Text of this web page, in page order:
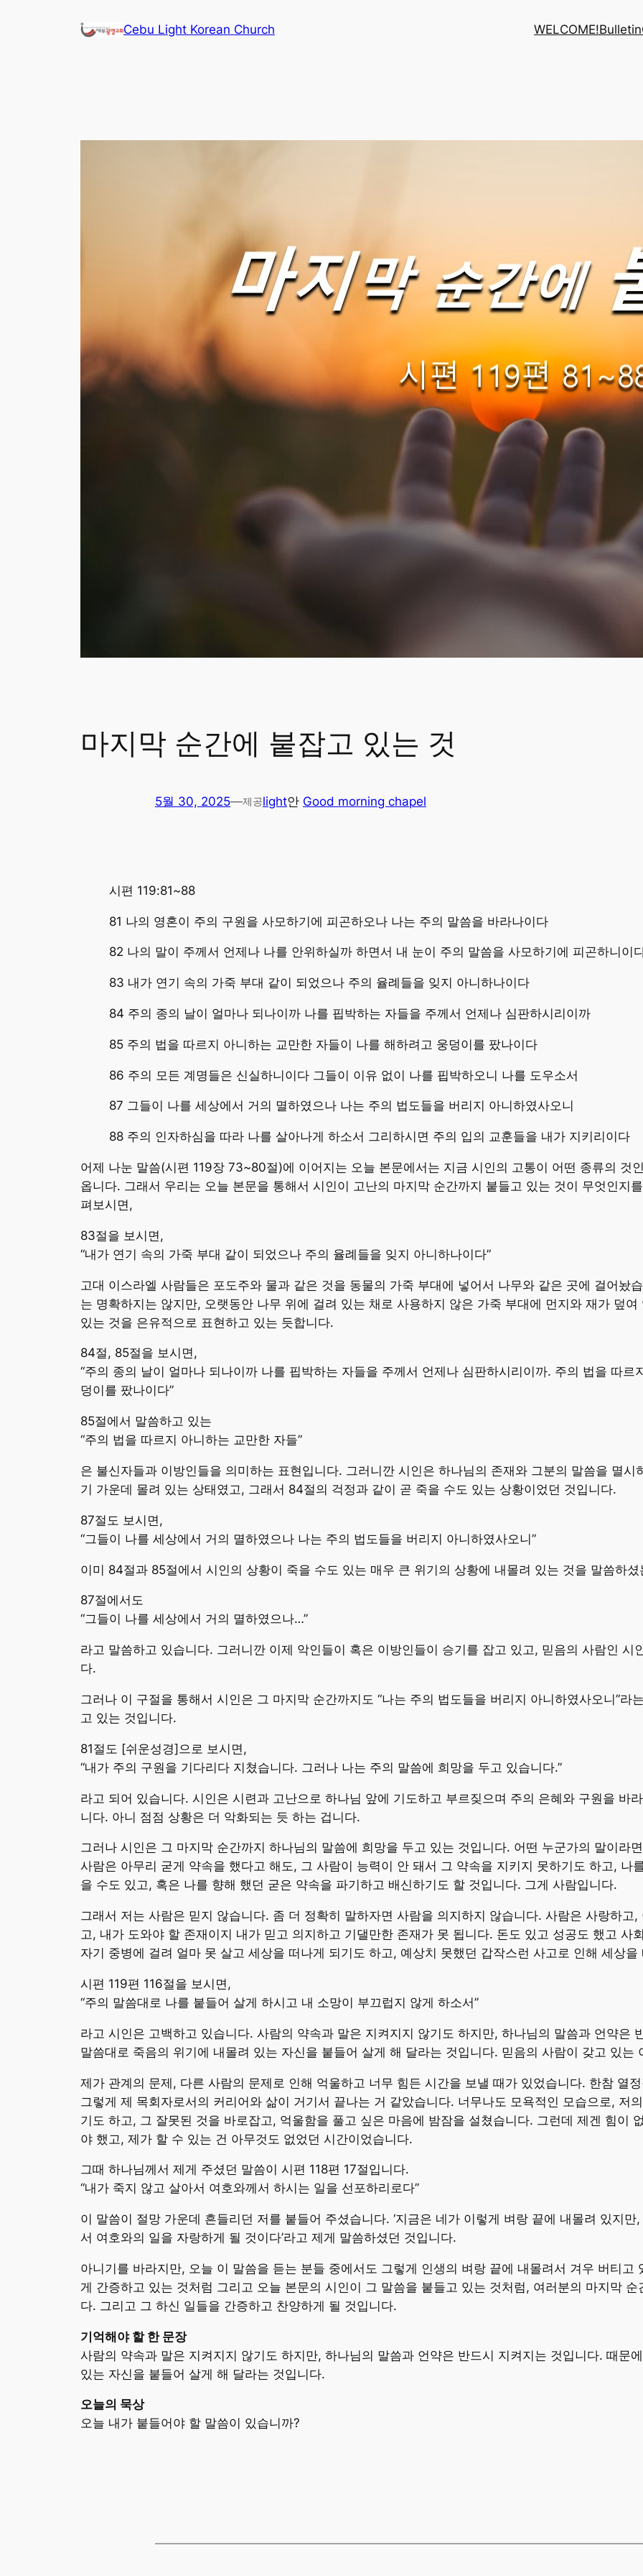
Cebu Light Korean Church WELCOME!Bulletin
마지막 순간에 붙잡고 있는 것
5월 30, 2025—제공light안 Good morning chapel
시편 119:81~88
81 나의 영혼이 주의 구원을 사모하기에 피곤하오나 나는 주의 말씀을 바라나이다
82 나의 말이 주께서 언제나 나를 안위하실까 하면서 내 눈이 주의 말씀을 사모하기에 피곤하니이
83 내가 연기 속의 가죽 부대 같이 되었으나 주의 율례들을 잊지 아니하나이다
84 주의 종의 날이 얼마나 되나이까 나를 핍박하는 자들을 주께서 언제나 심판하시리이까
85 주의 법을 따르지 아니하는 교만한 자들이 나를 해하려고 웅덩이를 팠나이다
86 주의 모든 계명들은 신실하니이다 그들이 이유 없이 나를 핍박하오니 나를 도우소서
87 그들이 나를 세상에서 거의 멸하였으나 나는 주의 법도들을 버리지 아니하였사오니
88 주의 인자하심을 따라 나를 살아나게 하소서 그리하시면 주의 입의 교훈들을 내가 지키리이다
어제 나눈 말씀(시편 119장 73~80절)에 이어지는 오늘 본문에서는 지금 시인의 고통이 어떤 종류의 것
옵니다. 그래서 우리는 오늘 본문을 통해서 시인이 고난의 마지막 순간까지 붙들고 있는 것이 무엇인지
펴보시면,
83절을 보시면,
“내가 연기 속의 가죽 부대 같이 되었으나 주의 율례들을 잊지 아니하나이다”
고대 이스라엘 사람들은 포도주와 물과 같은 것을 동물의 가죽 부대에 넣어서 나무와 같은 곳에 걸어놨
는 명확하지는 않지만, 오랫동안 나무 위에 걸려 있는 채로 사용하지 않은 가죽 부대에 먼지와 재가 덮
있는 것을 은유적으로 표현하고 있는 듯합니다.
84절, 85절을 보시면,
“주의 종의 날이 얼마나 되나이까 나를 핍박하는 자들을 주께서 언제나 심판하시리이까. 주의 법을 따
덩이를 팠나이다”
85절에서 말씀하고 있는
“주의 법을 따르지 아니하는 교만한 자들”
은 불신자들과 이방인들을 의미하는 표현입니다. 그러니깐 시인은 하나님의 존재와 그분의 말씀을 멸
기 가운데 몰려 있는 상태였고, 그래서 84절의 걱정과 같이 곧 죽을 수도 있는 상황이었던 것입니다.
87절도 보시면,
“그들이 나를 세상에서 거의 멸하였으나 나는 주의 법도들을 버리지 아니하였사오니”
이미 84절과 85절에서 시인의 상황이 죽을 수도 있는 매우 큰 위기의 상황에 내몰려 있는 것을 말씀하셨
87절에서도
“그들이 나를 세상에서 거의 멸하였으나…”
라고 말씀하고 있습니다. 그러니깐 이제 악인들이 혹은 이방인들이 승기를 잡고 있고, 믿음의 사람인 시
다.
그러나 이 구절을 통해서 시인은 그 마지막 순간까지도 “나는 주의 법도들을 버리지 아니하였사오니”라
고 있는 것입니다.
81절도 [쉬운성경]으로 보시면,
“내가 주의 구원을 기다리다 지쳤습니다. 그러나 나는 주의 말씀에 희망을 두고 있습니다.”
라고 되어 있습니다. 시인은 시련과 고난으로 하나님 앞에 기도하고 부르짖으며 주의 은혜와 구원을 바
니다. 아니 점점 상황은 더 악화되는 듯 하는 겁니다.
그러나 시인은 그 마지막 순간까지 하나님의 말씀에 희망을 두고 있는 것입니다. 어떤 누군가의 말이라
사람은 아무리 굳게 약속을 했다고 해도, 그 사람이 능력이 안 돼서 그 약속을 지키지 못하기도 하고, 나
을 수도 있고, 혹은 나를 향해 했던 굳은 약속을 파기하고 배신하기도 할 것입니다. 그게 사람입니다.
그래서 저는 사람은 믿지 않습니다. 좀 더 정확히 말하자면 사람을 의지하지 않습니다. 사람은 사랑하
고, 내가 도와야 할 존재이지 내가 믿고 의지하고 기댈만한 존재가 못 됩니다. 돈도 있고 성공도 했고 사
자기 중병에 걸려 얼마 못 살고 세상을 떠나게 되기도 하고, 예상치 못했던 갑작스런 사고로 인해 세상을
시편 119편 116절을 보시면,
“주의 말씀대로 나를 붙들어 살게 하시고 내 소망이 부끄럽지 않게 하소서”
라고 시인은 고백하고 있습니다. 사람의 약속과 말은 지켜지지 않기도 하지만, 하나님의 말씀과 언약은
말씀대로 죽음의 위기에 내몰려 있는 자신을 붙들어 살게 해 달라는 것입니다. 믿음의 사람이 갖고 있
제가 관계의 문제, 다른 사람의 문제로 인해 억울하고 너무 힘든 시간을 보낼 때가 있었습니다. 한참 열
그렇게 제 목회자로서의 커리어와 삶이 거기서 끝나는 거 같았습니다. 너무나도 모욕적인 모습으로, 저
기도 하고, 그 잘못된 것을 바로잡고, 억울함을 풀고 싶은 마음에 밤잠을 설쳤습니다. 그런데 제겐 힘이
야 했고, 제가 할 수 있는 건 아무것도 없었던 시간이었습니다.
그때 하나님께서 제게 주셨던 말씀이 시편 118편 17절입니다.
“내가 죽지 않고 살아서 여호와께서 하시는 일을 선포하리로다”
이 말씀이 절망 가운데 흔들리던 저를 붙들어 주셨습니다. ‘지금은 네가 이렇게 벼랑 끝에 내몰려 있지
서 여호와의 일을 자랑하게 될 것이다’라고 제게 말씀하셨던 것입니다.
아니기를 바라지만, 오늘 이 말씀을 듣는 분들 중에서도 그렇게 인생의 벼랑 끝에 내몰려서 겨우 버티
게 간증하고 있는 것처럼 그리고 오늘 본문의 시인이 그 말씀을 붙들고 있는 것처럼, 여러분의 마지막
다. 그리고 그 하신 일들을 간증하고 찬양하게 될 것입니다.
기억해야 할 한 문장
사람의 약속과 말은 지켜지지 않기도 하지만, 하나님의 말씀과 언약은 반드시 지켜지는 것입니다. 때문
있는 자신을 붙들어 살게 해 달라는 것입니다.
오늘의 묵상
오늘 내가 붙들어야 할 말씀이 있습니까?